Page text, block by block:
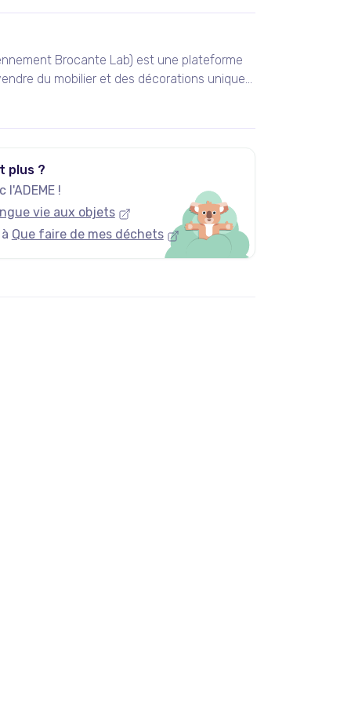
Brocante Lab) est une plateforme
du mobilier et des décorations uniques
plus ?
!
vie aux objets
Que faire de mes déchets